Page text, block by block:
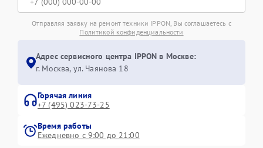
Отправляя заявку на ремонт техники IPPON, Вы соглашаетесь с
Политикой конфиденциальности
Адрес сервисного центра IPPON в Москве:
г. Москва, ул. Чаянова 18
Горячая линия
+7 (495) 023-73-25
Время работы
Ежедневно с 9:00 до 21:00